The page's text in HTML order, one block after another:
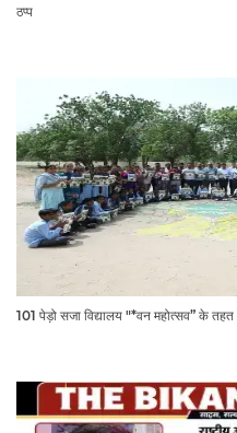
ठप्प
101 पेड़ो सजा विद्यालय "*वन महोत्सव” के